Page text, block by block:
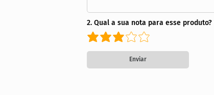
2. Qual a sua nota para esse produto?
Enviar